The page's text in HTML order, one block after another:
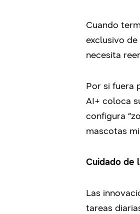
Cuando
exclusivo
necesita
Por si fuera
AI+ coloca
configura
mascotas
Cuidado de
Las
tareas